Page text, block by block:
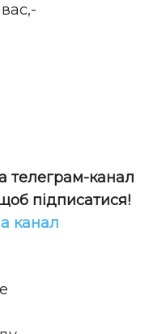
телеграм-канал
підписатися!
канал